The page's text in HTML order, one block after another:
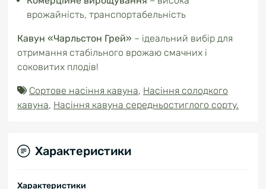
врожайність, транспортабельність
Кавун «Чарльстон Грей» – ідеальний вибір для
отримання стабільного врожаю смачних і
соковитих плодів!
Сортове насіння кавуна, Насіння солодкого
кавуна, Насіння кавуна середньостиглого сорту.
Характеристики
Характеристики